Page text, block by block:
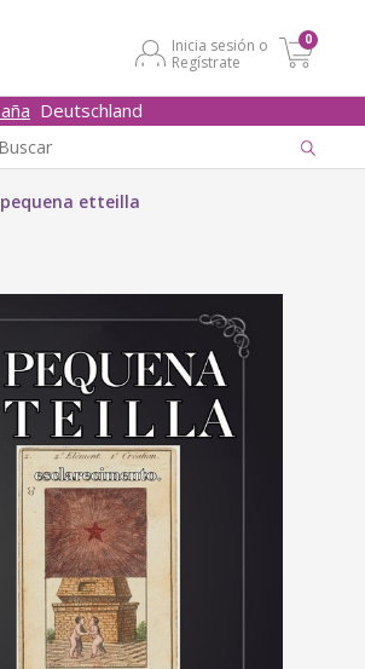
Inicia sesión o
Regístrate
0
Deutschland
etteilla